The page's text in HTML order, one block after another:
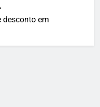
desconto em